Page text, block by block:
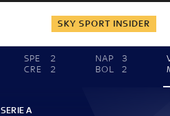
SKY SPORT INSIDER
SPE
2
CRE
2
NAP
3
BOL
2
SERIE A